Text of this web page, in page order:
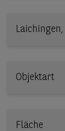
Objektart
Fläche